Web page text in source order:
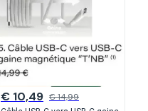
€ 10,49 € 14,99